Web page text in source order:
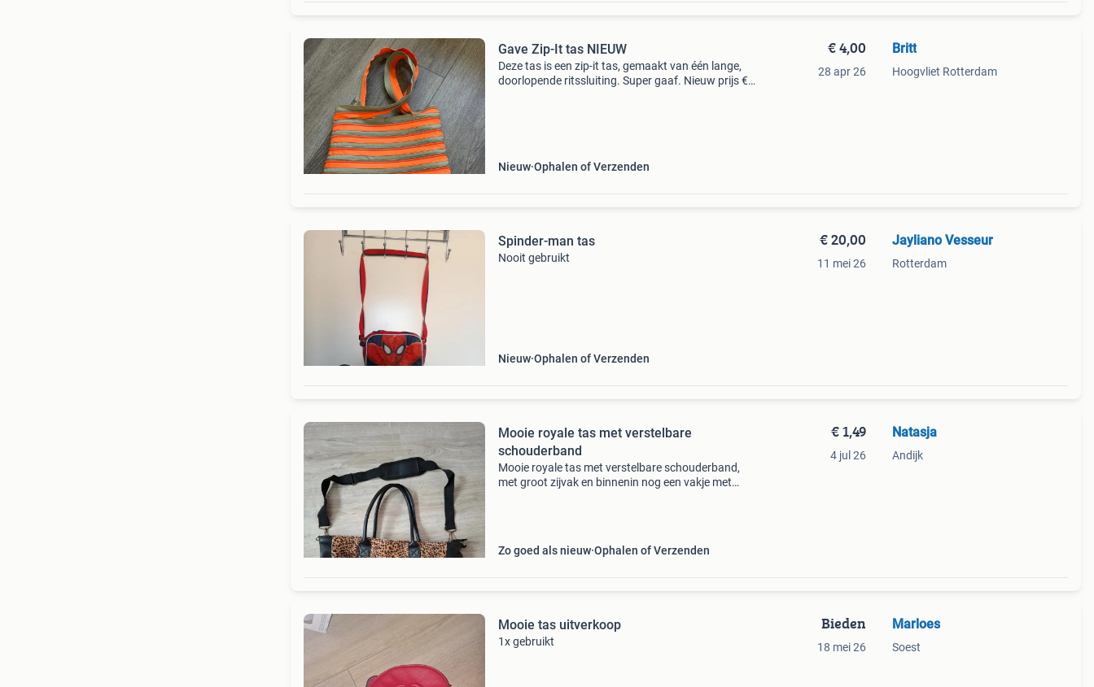
Gave Zip-It tas NIEUW
Deze tas is een zip-it tas, gemaakt van één lange,
doorlopende ritssluiting. Super gaaf. Nieuw prijs €
Nieuw Ophalen of Verzenden
€ 4,00
28 apr 26
Britt
Hoogvliet Rotterdam
Spinder-man tas
Nooit gebruikt
Nieuw Ophalen of Verzenden
€ 20,00
11 mei 26
Jayliano Vesseur
Rotterdam
Mooie royale tas met verstelbare
schouderband
Mooie royale tas met verstelbare schouderband,
met groot zijvak en binnenin nog een vakje met
Zo goed als nieuw Ophalen of Verzenden
€ 1,49
4 jul 26
Natasja
Andijk
Mooie tas uitverkoop
1x gebruikt
Bieden
18 mei 26
Marloes
Soest